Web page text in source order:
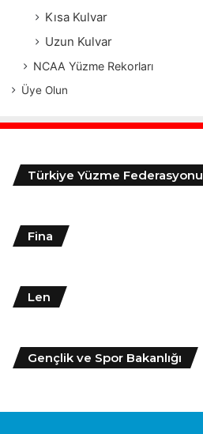
Kısa Kulvar
Uzun Kulvar
NCAA Yüzme Rekorları
Üye Olun
Türkiye Yüzme Federasyonu
Fina
Len
Gençlik ve Spor Bakanlığı